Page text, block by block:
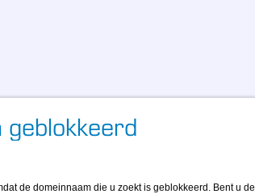
de domeinnaam die u zoekt is geblokkeerd. Bent u de